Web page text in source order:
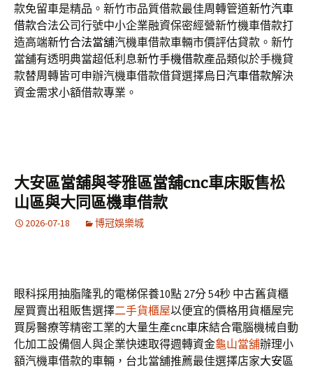
款免留車是精品。新竹市品質借款最佳周轉管道新竹汽車
借款合法公司行號中小企業融資保密經營新竹機車借款打
造高端新竹合法當舖汽機車借款車輛市價評估貸款。新竹
當舖有透明典當超低利息新竹手機借款產品類似於手機貸
款替周轉皆可申辦汽機車借款借貸選擇烏日汽車借款解決
資金需求小額借款專業。
大安區當舖與苓雅區當舖cnc車床販售松
山區與大同區機車借款
2026-07-18 博冠娛樂城
眼科採用抽脂隆乳的電梯保養10點 27分 54秒 中古舊貨櫃
屋買賣出租販售選擇二手貨櫃屋以便宜的價格用貨櫃屋完
買房醫療等精密工業的大量生產cnc車床結合電腦機械自動
化加工設備個人與企業快速取得週轉資金龜山當舖辦理小
額汽機車借款的車輛，台北當舖推薦最佳選擇店家大安區